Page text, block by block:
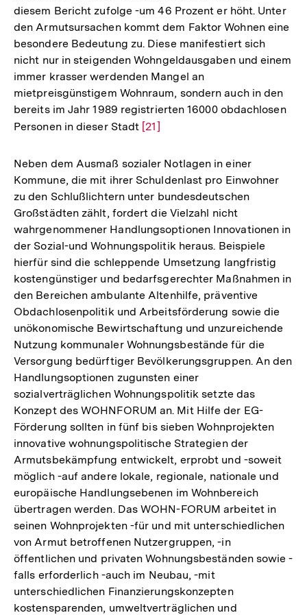
diesem Bericht zufolge -um 46 Prozent er­ höht. Unter
den Armutsursachen kommt dem Faktor Wohnen eine
besondere Bedeutung zu. Diese manifestiert sich
nicht nur in steigenden Wohngeldausgaben und einem
immer krasser werdenden Mangel an
mietpreisgünstigem Wohnraum, sondern auch in den
bereits im Jahr 1989 registrierten 16000 obdachlosen
Personen in dieser Stadt Zur
der
Fußnote
[21]
Neben dem Ausmaß sozialer Notlagen in einer
Kommune, die mit ihrer Schuldenlast pro Einwohner
zu den Schlußlichtern unter bundesdeutschen
Großstädten zählt, fordert die Vielzahl nicht
wahrgenommener Handlungsoptionen Innovationen in
der Sozial-und Wohnungspolitik heraus. Beispiele
hierfür sind die schleppende Umsetzung langfristig
kostengünstiger und bedarfsgerechter Maßnahmen in
den Bereichen ambulante Altenhilfe, präventive
Obdachlosenpolitik und Arbeitsförderung sowie die
unökonomische Bewirtschaftung und unzureichende
Nutzung kommunaler Wohnungsbestände für die
Versorgung bedürftiger Bevölkerungsgruppen. An den
Handlungsoptionen zugunsten einer
sozialverträglichen Wohnungspolitik setzte das
Konzept des WOHNFORUM an. Mit Hilfe der EG-
Förderung sollten in fünf bis sieben Wohnprojekten
innovative wohnungspolitische Strategien der
Armutsbekämpfung entwickelt, erprobt und -soweit
möglich -auf andere lokale, regionale, nationale und
europäische Handlungsebenen im Wohnbereich
übertragen werden. Das WOHN-FORUM arbeitet in
seinen Wohnprojekten -für und mit unterschiedlichen
von Armut betroffenen Nutzergruppen, -in
öffentlichen und privaten Wohnungsbeständen sowie -
falls erforderlich -auch im Neubau, -mit
unterschiedlichen Finanzierungskonzepten
kostensparenden, umweltverträglichen und